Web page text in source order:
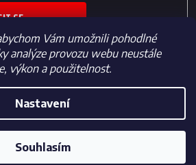
Vám umožnili pohodlné
analýze provozu webu neustále
výkon a použitelnost.
Nastavení
Souhlasím
SE
Vytvořil Shoptet
. Všechna práva vyhrazena.